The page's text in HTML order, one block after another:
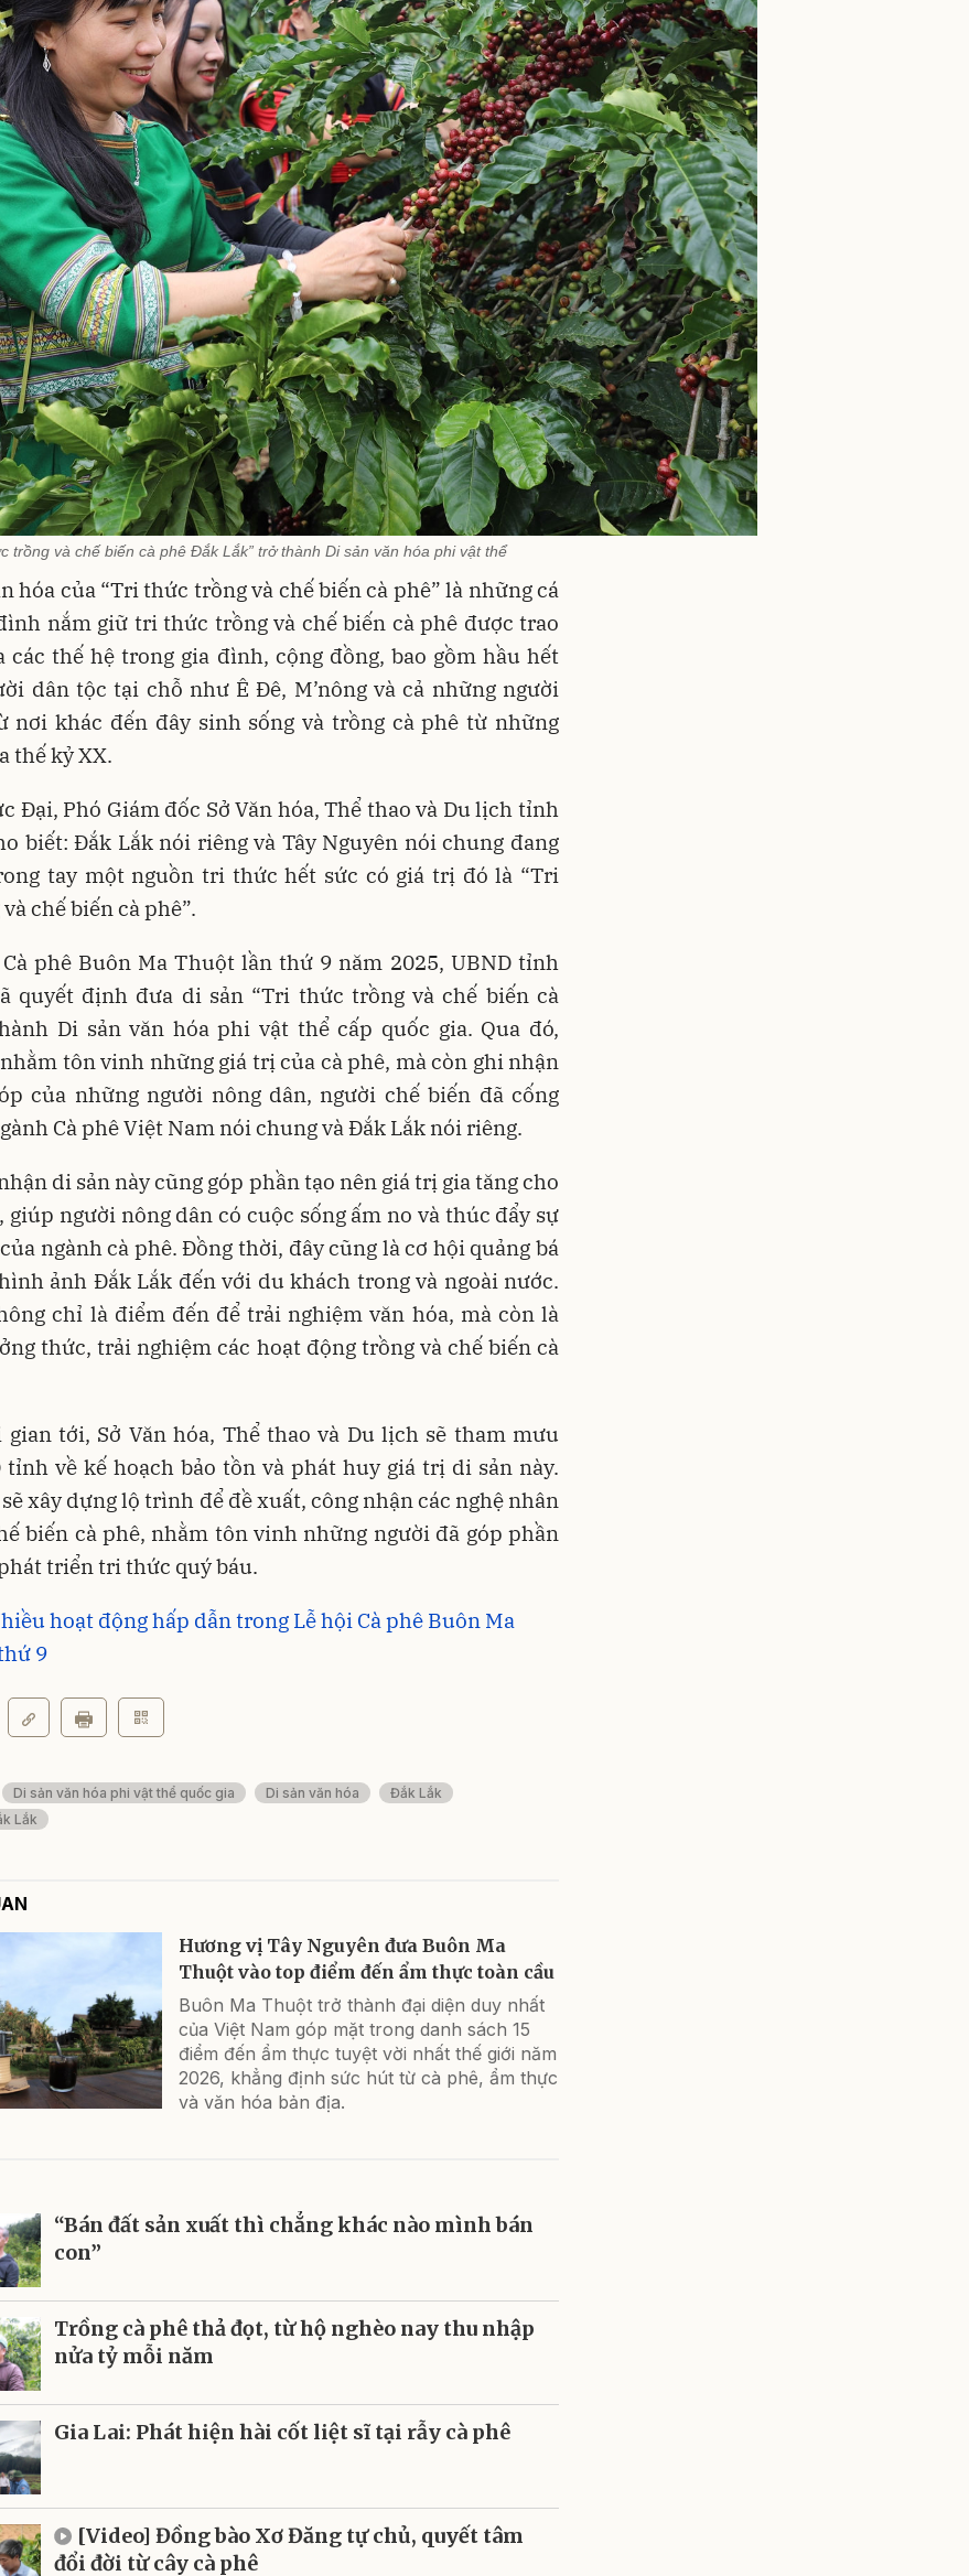
trồng và chế biến cà phê Đắk Lắk” trở thành Di sản văn hóa phi vật thể
hóa của “Tri thức trồng và chế biến cà phê” là những cá
nắm giữ tri thức trồng và chế biến cà phê được trao
các thế hệ trong gia đình, cộng đồng, bao gồm hầu hết
dân tộc tại chỗ như Ê Đê, M’nông và cả những người
nơi khác đến đây sinh sống và trồng cà phê từ những
thế kỷ XX.
Đại, Phó Giám đốc Sở Văn hóa, Thể thao và Du lịch tỉnh
biết: Đắk Lắk nói riêng và Tây Nguyên nói chung đang
tay một nguồn tri thức hết sức có giá trị đó là “Tri
chế biến cà phê”.
phê Buôn Ma Thuột lần thứ 9 năm 2025, UBND tỉnh
quyết định đưa di sản “Tri thức trồng và chế biến cà
Di sản văn hóa phi vật thể cấp quốc gia. Qua đó,
tôn vinh những giá trị của cà phê, mà còn ghi nhận
của những người nông dân, người chế biến đã cống
Cà phê Việt Nam nói chung và Đắk Lắk nói riêng.
di sản này cũng góp phần tạo nên giá trị gia tăng cho
giúp người nông dân có cuộc sống ấm no và thúc đẩy sự
ngành cà phê. Đồng thời, đây cũng là cơ hội quảng bá
ảnh Đắk Lắk đến với du khách trong và ngoài nước.
chỉ là điểm đến để trải nghiệm văn hóa, mà còn là
thức, trải nghiệm các hoạt động trồng và chế biến cà
tới, Sở Văn hóa, Thể thao và Du lịch sẽ tham mưu
tỉnh về kế hoạch bảo tồn và phát huy giá trị di sản này.
xây dựng lộ trình để đề xuất, công nhận các nghệ nhân
biến cà phê, nhằm tôn vinh những người đã góp phần
triển tri thức quý báu.
hoạt động hấp dẫn trong Lễ hội Cà phê Buôn Ma
9
Di sản văn hóa phi vật thể quốc gia Di sản văn hóa
Đắk Lắk
Lắk
Hương vị Tây Nguyên đưa Buôn Ma
Thuột vào top điểm đến ẩm thực toàn cầu
Buôn Ma Thuột trở thành đại diện duy nhất
của Việt Nam góp mặt trong danh sách 15
điểm đến ẩm thực tuyệt vời nhất thế giới năm
2026, khẳng định sức hút từ cà phê, ẩm thực
và văn hóa bản địa.
“Bán đất sản xuất thì chẳng khác nào mình bán
con”
Trồng cà phê thả đọt, từ hộ nghèo nay thu nhập
nửa tỷ mỗi năm
Gia Lai: Phát hiện hài cốt liệt sĩ tại rẫy cà phê
[Video] Đồng bào Xơ Đăng tự chủ, quyết tâm
đổi đời từ cây cà phê